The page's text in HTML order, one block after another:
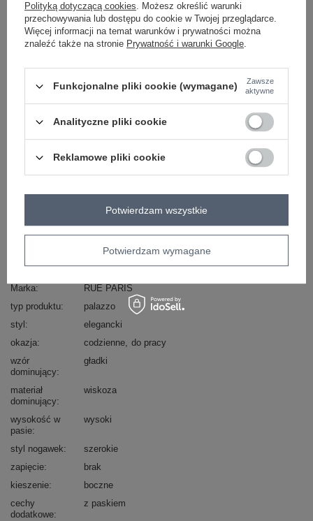
różowy
ZALOGUJ SIĘ I ZOBACZ CENĘ
Masz pytanie? Chętnie pomożemy.
skład materiału : 50% poliester, 45% wiskoza, 5%
elastan
Kod produktu
IT-SP-17872.29
Marka
RUE PARIS
typ produktu
palazzo
styl
elegancki
okazja
codzienne do pracy
wzór
dominujący
gładki
materiał
dominujący
wiskoza
wysokość w
pasie
wysoki
styl nogawek
szerokie
zapięcie
brak
kieszenie
boczne
cechy
dodatkowe
z paskiem
Polityką dotyczącą cookies. Możesz określić warunki
przechowywania lub dostępu do cookie w Twojej przeglądarce.
Więcej informacji na temat warunków i prywatności można
znaleźć także na stronie Prywatność i warunki Google.
Funkcjonalne pliki cookie (wymagane)
Zawsze
aktywne
Analityczne pliki cookie
Reklamowe pliki cookie
Potwierdzam wymagane
Potwierdzam wszystkie